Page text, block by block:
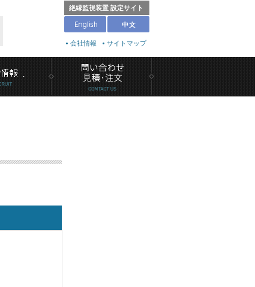
絶縁監視装置 設定サイト
会社情報 サイトマップ